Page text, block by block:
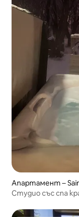
Апартамент –
Студио със спа